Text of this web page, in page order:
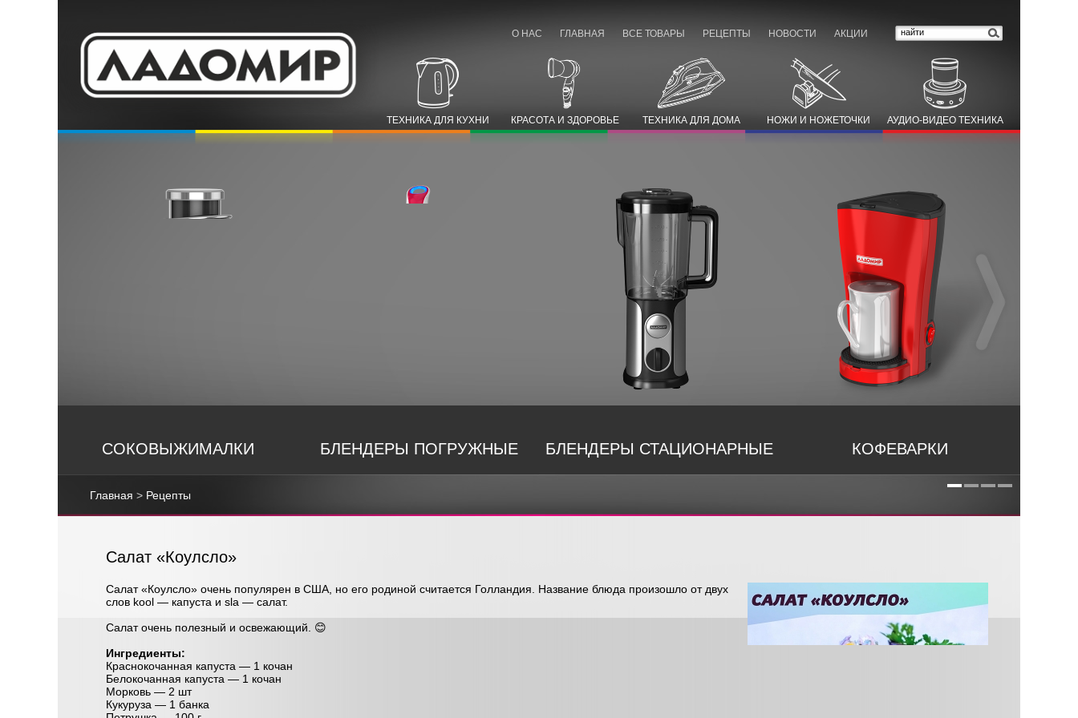
О НАС ГЛАВНАЯ ВСЕ ТОВАРЫ РЕЦЕПТЫ НОВОСТИ АКЦИИ
ТЕХНИКА ДЛЯ КУХНИ КРАСОТА И ЗДОРОВЬЕ ТЕХНИКА ДЛЯ ДОМА НОЖИ И НОЖЕТОЧКИ АУДИО-ВИДЕО ТЕХНИКА
СОКОВЫЖИМАЛКИ БЛЕНДЕРЫ ПОГРУЖНЫЕ БЛЕНДЕРЫ СТАЦИОНАРНЫЕ КОФЕВАРКИ
Главная > Рецепты
Салат «Коулсло»
Салат «Коулсло» очень популярен в США, но его родиной считается Голландия. Название блюда произошло от двух
слов kool — капуста и sla — салат.
Салат очень полезный и освежающий. 😊
Ингредиенты:
Краснокочанная капуста — 1 кочан
Белокочанная капуста — 1 кочан
Морковь — 2 шт
Кукуруза — 1 банка